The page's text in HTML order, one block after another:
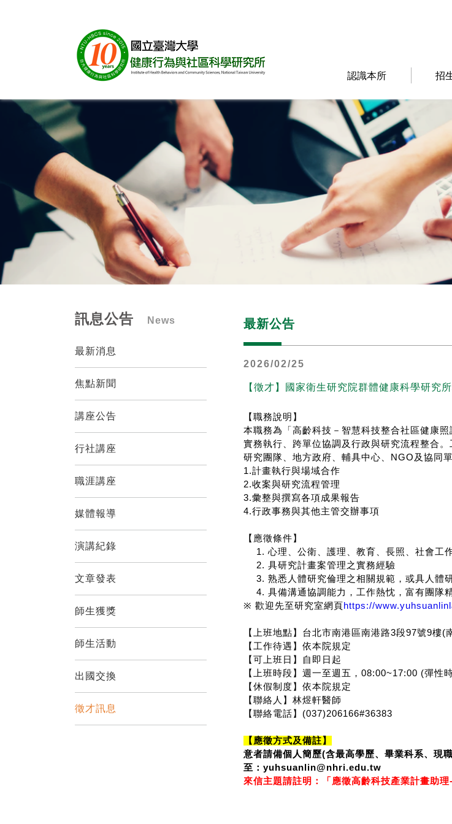
認識本所 招
訊息公告 News
最新消息
焦點新聞
講座公告
行社講座
職涯講座
媒體報導
演講紀錄
文章發表
師生獲獎
師生活動
出國交換
徵才訊息
最新公告
2026/02/25
【徵才】國家衛生研究院群體健康科學研究
【職務說明】
本職務為「高齡科技－智慧科技整合社區健康
實務執行、跨單位協調及行政與研究流程整合
研究團隊、地方政府、輔具中心、 NGO及協同
1.計畫執行與場域合作
2.收案與研究流程管理
3.彙整與撰寫各項成果報告
4.行政事務與其他主管交辦事項
【應徵條件】
心理、公衛、護理、教育、長照、社會工
具研究計畫案管理之實務經驗
熟悉人體研究倫理之相關規範，或具人體
具備溝通協調能力，工作熱忱，富有團隊
※ 歡迎先至研究室網頁https://
【上班地點】台北市南港區南港路3段97號9樓(
【工作待遇】依本院規定
【可上班日】自即日起
【上班時段】週一至週五， 08:00~17:00 (彈性
【休假制度】依本院規定
【聯絡人】林煜軒醫師
【聯絡電話】 (037)206166#36383
【應徵方式及備註】
意者請備個人簡歷(含最高學歷、畢業科系、現
至： yuhsuanlin@nhri.edu.tw
來信主題請註明：「應徵高齡科技產業計畫助理-